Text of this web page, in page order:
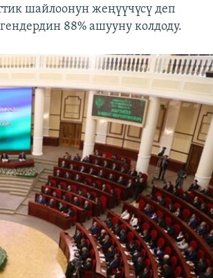
шайлоонун жеңүүчүсү деп
88% ашууну колдоду.